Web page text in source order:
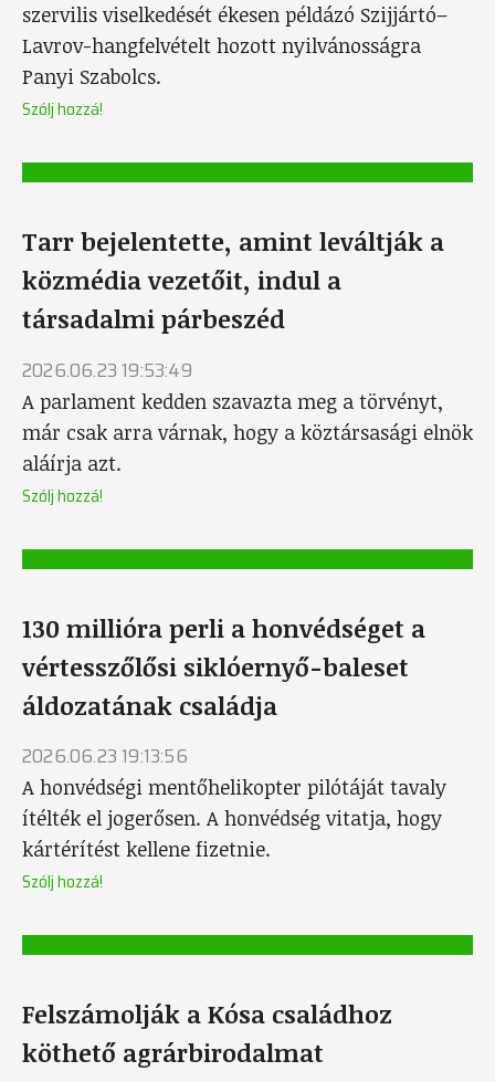
szervilis viselkedését ékesen példázó Szijjártó–
Lavrov-hangfelvételt hozott nyilvánosságra
Panyi Szabolcs.
Szólj hozzá!
Tarr bejelentette, amint leváltják a
közmédia vezetőit, indul a
társadalmi párbeszéd
2026.06.23 19:53:49
A parlament kedden szavazta meg a törvényt,
már csak arra várnak, hogy a köztársasági elnök
aláírja azt.
Szólj hozzá!
130 millióra perli a honvédséget a
vértesszőlősi siklóernyő-baleset
áldozatának családja
2026.06.23 19:13:56
A honvédségi mentőhelikopter pilótáját tavaly
ítélték el jogerősen. A honvédség vitatja, hogy
kártérítést kellene fizetnie.
Szólj hozzá!
Felszámolják a Kósa családhoz
köthető agrárbirodalmat